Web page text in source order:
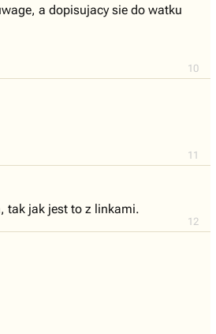
10
a dopisujacy sie do watku
11
12
tak jak jest to z linkami.